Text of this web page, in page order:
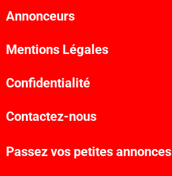
Annonceurs
Mentions Légales
Confidentialité
Contactez-nous
Passez vos petites annonces